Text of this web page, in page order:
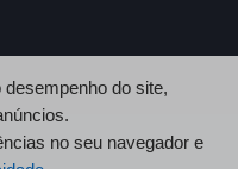
do site,
no seu navegador e